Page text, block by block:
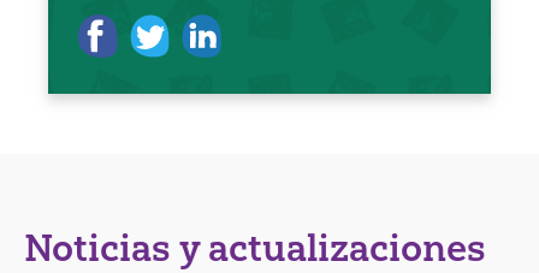
Noticias y actualizaciones